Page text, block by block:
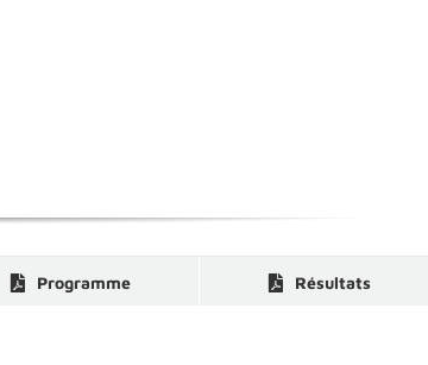
Programme Résultats